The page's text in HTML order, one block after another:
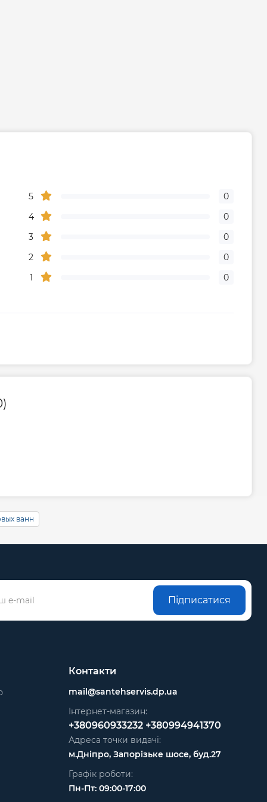
5
0
4
0
3
0
2
0
1
0
ванн
Підписатися
Контакти
mail@santehservis.dp.ua
Інтернет-магазин:
+380960933232 +380994941370
Адреса точки видачі:
м.Дніпро, Запорізьке шосе, буд.27
Графік роботи:
Пн-Пт: 09:00-17:00